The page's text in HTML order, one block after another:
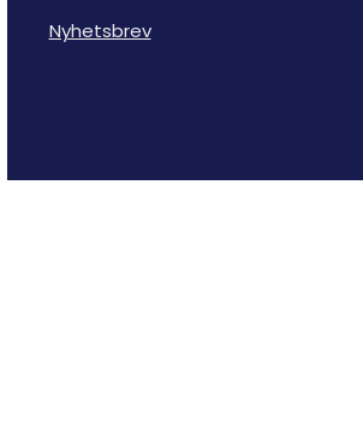
Nyhetsbrev